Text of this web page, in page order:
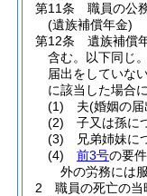
第11条
職員の公
(遺族補償年金)
第12条
遺族補償
含む。以下同じ
届出をしていな
に該当した場合
(1)
夫(婚姻の
(2)
子又は孫に
(3)
兄弟姉妹に
(4)
前3号の要
外の労務には
2
職員の死亡の当